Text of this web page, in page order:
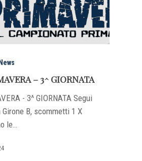
News
– 3^ GIORNATA
- 3^ GIORNATA Segui
B, scommetti 1 X
le…